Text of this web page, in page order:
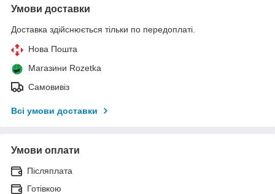
Умови доставки
Доставка здійснюється тільки по передоплаті.
Нова Пошта
Магазини Rozetka
Самовивіз
Всі умови доставки
Умови оплати
Післяплата
Готівкою